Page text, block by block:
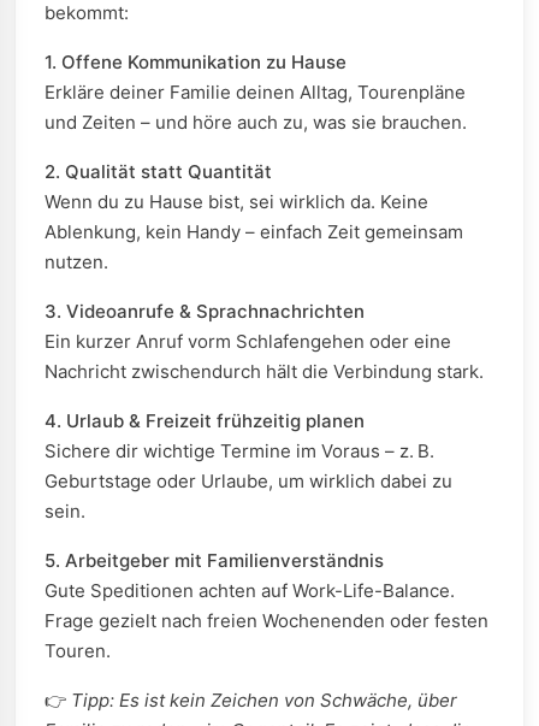
bekommt:
1. Offene Kommunikation zu Hause
Erkläre deiner Familie deinen Alltag, Tourenpläne
und Zeiten – und höre auch zu, was sie brauchen.
2. Qualität statt Quantität
Wenn du zu Hause bist, sei wirklich da. Keine
Ablenkung, kein Handy – einfach Zeit gemeinsam
nutzen.
3. Videoanrufe & Sprachnachrichten
Ein kurzer Anruf vorm Schlafengehen oder eine
Nachricht zwischendurch hält die Verbindung stark.
4. Urlaub & Freizeit frühzeitig planen
Sichere dir wichtige Termine im Voraus – z. B.
Geburtstage oder Urlaube, um wirklich dabei zu
sein.
5. Arbeitgeber mit Familienverständnis
Gute Speditionen achten auf Work-Life-Balance.
Frage gezielt nach freien Wochenenden oder festen
Touren.
👉 Tipp: Es ist kein Zeichen von Schwäche, über